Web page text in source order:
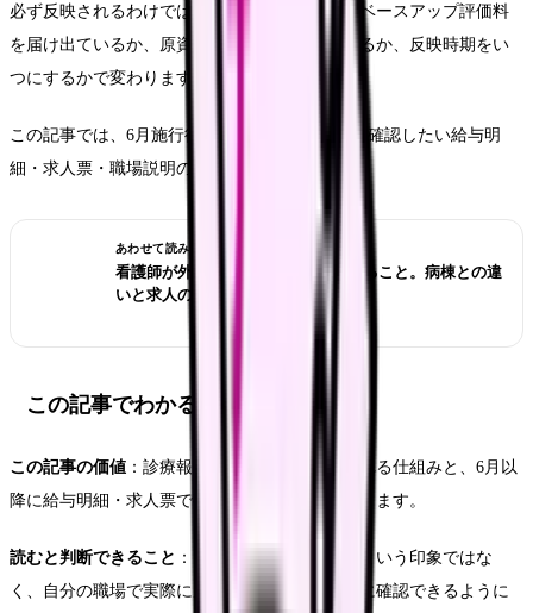
必ず反映されるわけではありません。勤務先がベースアップ評価料
を届け出ているか、原資をどの給与項目に充てるか、反映時期をい
つにするかで変わります。
この記事では、6月施行後に看護師さんが今すぐ確認したい給与明
細・求人票・職場説明の見方を整理します。
あわせて読みたい
看護師が外来へ転職する前に確認すること。病棟との違
いと求人の見方
この記事でわかること
この記事の価値 ：診療報酬改定が給与に反映される仕組みと、6月以
降に給与明細・求人票で確認すべき項目が分かります。
読むと判断できること ：「改定で上がるはず」という印象ではな
く、自分の職場で実際に反映されるかを具体的に確認できるように